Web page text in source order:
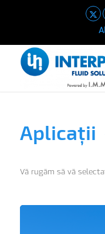
Aplicații
Vă rugăm să vă